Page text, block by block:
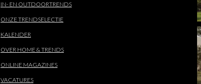
IN- EN OUTDOORTRENDS
ONZE TRENDSELECTIE
KALENDER
OVER HOME & TRENDS
ONLINE MAGAZINES
VACATURES